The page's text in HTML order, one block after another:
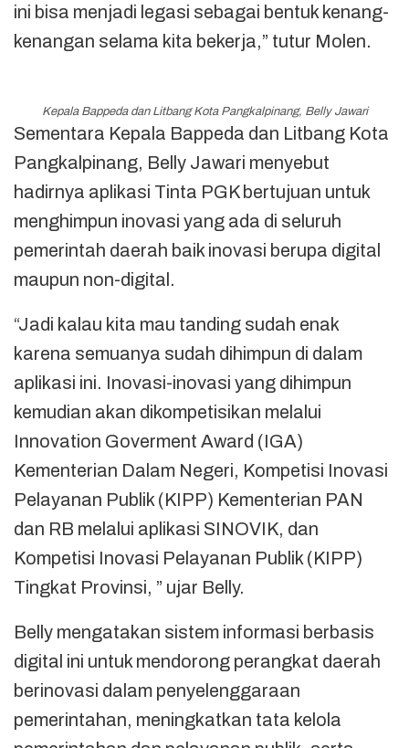
ini bisa menjadi legasi sebagai bentuk kenang-
kenangan selama kita bekerja,” tutur Molen.
Kepala Bappeda dan Litbang Kota Pangkalpinang, Belly Jawari
Sementara Kepala Bappeda dan Litbang Kota
Pangkalpinang, Belly Jawari menyebut
hadirnya aplikasi Tinta PGK bertujuan untuk
menghimpun inovasi yang ada di seluruh
pemerintah daerah baik inovasi berupa digital
maupun non-digital.
“Jadi kalau kita mau tanding sudah enak
karena semuanya sudah dihimpun di dalam
aplikasi ini. Inovasi-inovasi yang dihimpun
kemudian akan dikompetisikan melalui
Innovation Goverment Award (IGA)
Kementerian Dalam Negeri, Kompetisi Inovasi
Pelayanan Publik (KIPP) Kementerian PAN
dan RB melalui aplikasi SINOVIK, dan
Kompetisi Inovasi Pelayanan Publik (KIPP)
Tingkat Provinsi, ” ujar Belly.
Belly mengatakan sistem informasi berbasis
digital ini untuk mendorong perangkat daerah
berinovasi dalam penyelenggaraan
pemerintahan, meningkatkan tata kelola